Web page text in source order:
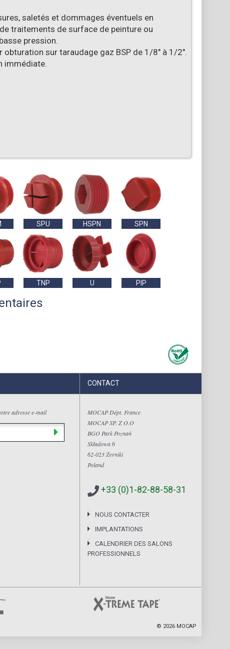
saletés et dommages éventuels en
traitements de surface de peinture ou
pression.
obturation sur taraudage gaz BSP de 1/8" à 1/2".
immédiate.
SPU HSPN SPN
TNP U PIP
adresse e-mail
CONTACT
MOCAP Dépt. France
MOCAP SP. Z O.O
BGO Park Poznań
Składowa 6
62-023 Żerniki
Poland
+33 (0)1-82-88-58-31
NOUS CONTACTER
IMPLANTATIONS
CALENDRIER DES SALONS
PROFESSIONNELS
© 2026 MOCAP